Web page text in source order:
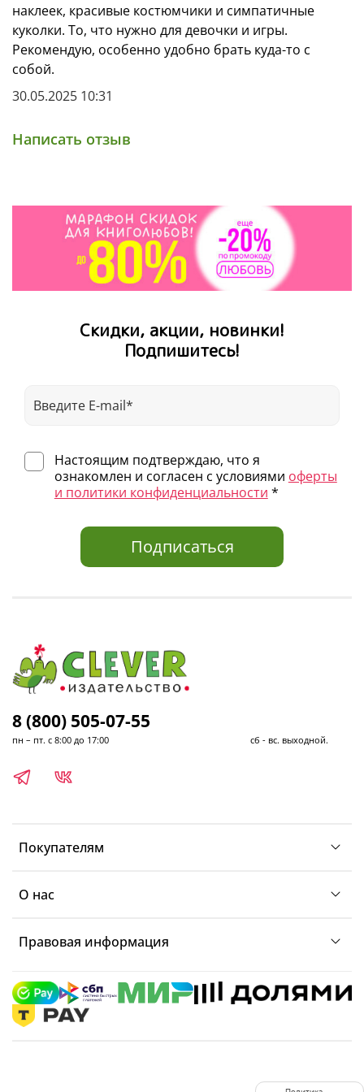
Возраст 5+
наклеек, красивые костюмчики и симпатичные
куколки. То, что нужно для девочки и игры.
Рекомендую, особенно удобно брать куда-то с
собой.
30.05.2025 10:31
Написать отзыв
Скидки, акции, новинки!
Подпишитесь!
Настоящим подтверждаю, что я
ознакомлен и согласен с условиями оферты
и политики конфиденциальности *
Подписаться
Покупателям
О нас
Правовая информация
8 (800) 505-07-55
пн – пт. с 8:00 до 17:00 сб - вс. выходной.